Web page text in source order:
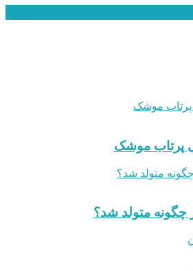
پرتاب موشک
متولد شد؟